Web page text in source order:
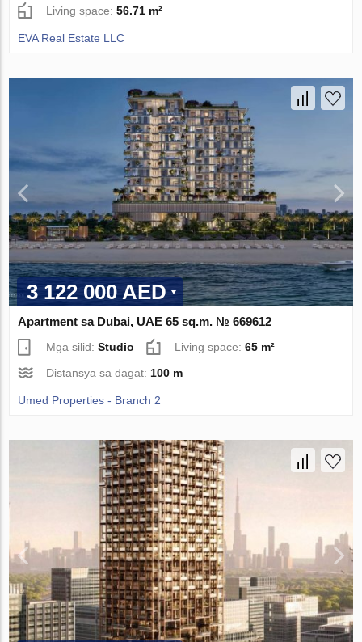
Living space:56.71 m²
EVA Real Estate LLC
3 122 000 AED
Apartment sa Dubai, UAE 65 sq.m. № 669612
Mga silid:Studio Living space:65 m²
Distansya sa dagat:100 m
Umed Properties - Branch 2